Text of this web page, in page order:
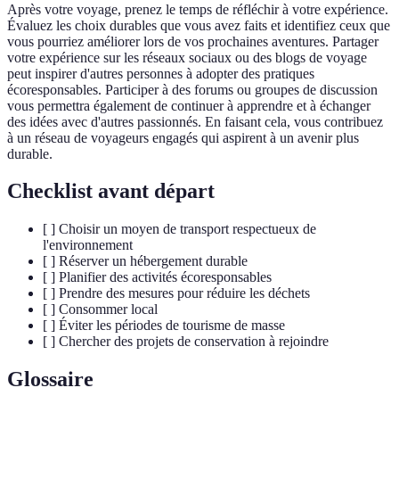
Après votre voyage, prenez le temps de réfléchir à votre expérience.
Évaluez les choix durables que vous avez faits et identifiez ceux que
vous pourriez améliorer lors de vos prochaines aventures. Partager
votre expérience sur les réseaux sociaux ou des blogs de voyage
peut inspirer d'autres personnes à adopter des pratiques
écoresponsables. Participer à des forums ou groupes de discussion
vous permettra également de continuer à apprendre et à échanger
des idées avec d'autres passionnés. En faisant cela, vous contribuez
à un réseau de voyageurs engagés qui aspirent à un avenir plus
durable.
Checklist avant départ
[ ] Choisir un moyen de transport respectueux de
l'environnement
[ ] Réserver un hébergement durable
[ ] Planifier des activités écoresponsables
[ ] Prendre des mesures pour réduire les déchets
[ ] Consommer local
[ ] Éviter les périodes de tourisme de masse
[ ] Chercher des projets de conservation à rejoindre
Glossaire